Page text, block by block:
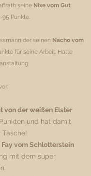
seine Nixe vom Gut
Punkte.
der seinen Nacho vom
für seine Arbeit. Hatte
von der weißen Elster
und hat damit
Tasche!
Fay vom Schlotterstein
mit dem super